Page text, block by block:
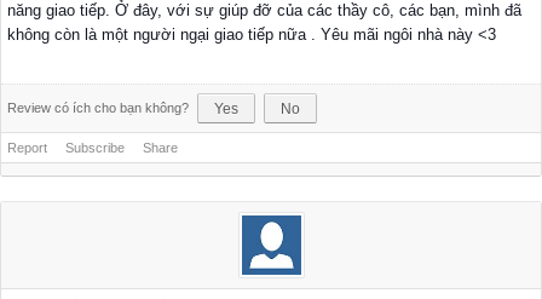
năng giao tiếp. Ở đây, với sự giúp đỡ của các thầy cô, các bạn, mình đã
không còn là một người ngại giao tiếp nữa . Yêu mãi ngôi nhà này <3
Review có ích cho bạn không? Yes No
Report Subscribe Share